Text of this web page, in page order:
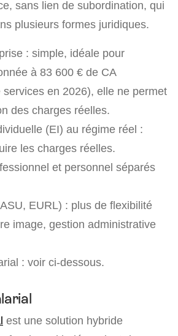
sans lien de subordination, qui
plusieurs formes juridiques.
: simple, idéale pour
à 83 600 € de CA
services en 2026), elle ne permet
des charges réelles.
(EI) au régime réel :
les charges réelles.
et personnel séparés
EURL) : plus de flexibilité
image, gestion administrative
: voir ci-dessous.
est une solution hybride